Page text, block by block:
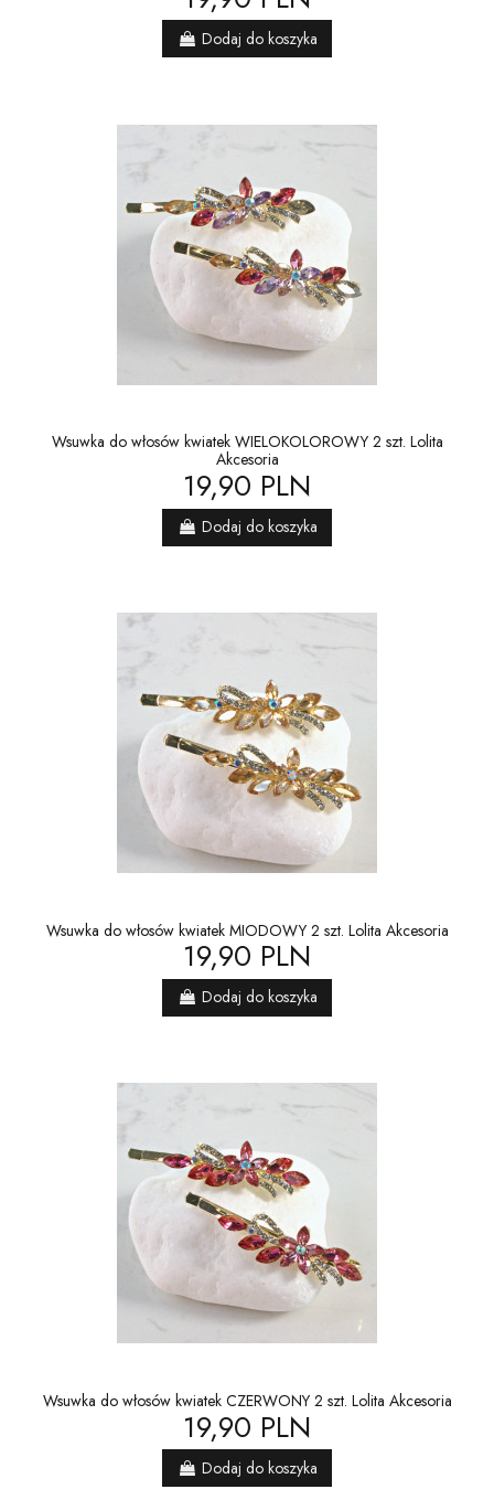
Dodaj do koszyka
Wsuwka do włosów kwiatek WIELOKOLOROWY 2 szt. Lolita
Akcesoria
19,90 PLN
Dodaj do koszyka
Wsuwka do włosów kwiatek MIODOWY 2 szt. Lolita Akcesoria
19,90 PLN
Dodaj do koszyka
Wsuwka do włosów kwiatek CZERWONY 2 szt. Lolita Akcesoria
19,90 PLN
Dodaj do koszyka